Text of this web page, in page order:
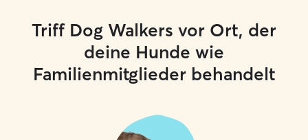
Triff Dog Walkers vor Ort, der
deine Hunde wie
Familienmitglieder behandelt